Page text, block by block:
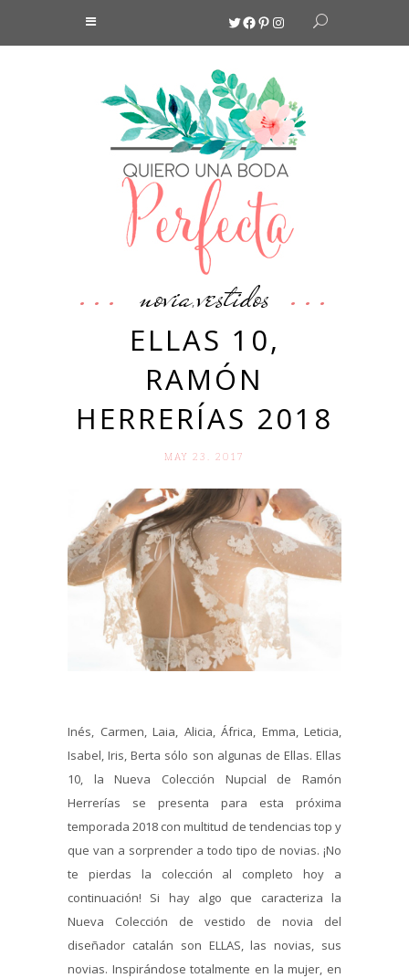
Twitter
Facebook
Pinterest
Instagram
novia,vestidos
ELLAS 10,
RAMÓN
HERRERÍAS 2018
MAY 23. 2017
Inés, Carmen, Laia, Alicia, África, Emma, Leticia,
Isabel, Iris, Berta sólo son algunas de Ellas. Ellas
10, la Nueva Colección Nupcial de Ramón
Herrerías se presenta para esta próxima
temporada 2018 con multitud de tendencias top y
que van a sorprender a todo tipo de novias. ¡No
te pierdas la colección al completo hoy a
continuación! Si hay algo que caracteriza la
Nueva Colección de vestido de novia del
diseñador catalán son ELLAS, las novias, sus
novias. Inspirándose totalmente en la mujer, en